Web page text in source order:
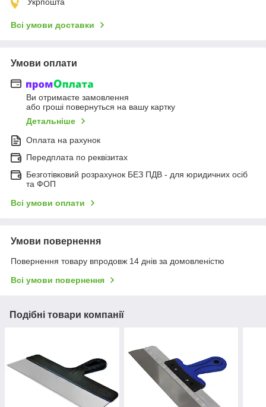
Всі умови доставки
Умови оплати
Ви отримаєте замовлення
або гроші повернуться на вашу картку
Детальніше
Оплата на рахунок
Передплата по реквізитах
Безготівковий розрахунок БЕЗ ПДВ - для юридичних осіб
та ФОП
Всі умови оплати
Умови повернення
Повернення товару впродовж 14 днів за домовленістю
Всі умови повернення
Подібні товари компанії